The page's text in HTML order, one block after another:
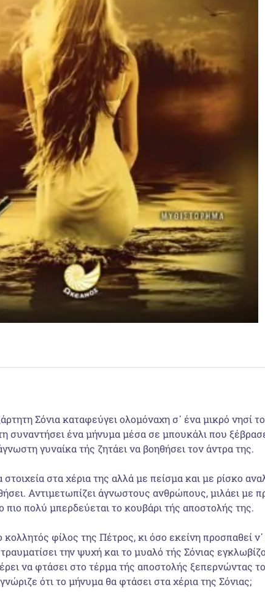
Σόνια καταφεύγει ολομόναχη σ᾽ ένα μικρό
συναντήσει ένα μήνυμα μέσα σε μπουκάλι που
γυναίκα τής ζητάει να βοηθήσει τον άντρα της.
στα χέρια της αλλά με πείσμα και με ρίσκο
Αντιμετωπίζει άγνωστους ανθρώπους, μιλάει με
πιο πολύ μπερδεύεται το κουβάρι τής αποστο­λής της.
κολλητός φίλος της Πέτρος, κι όσο εκείνη προσπαθεί
την ψυχή και το μυαλό τής Σό­νιας
να φτάσει στο τέρμα τής αποστολής ξεπερνώντας
ότι το μήνυμα θα φτάσει στα χέρια της Σόνιας;